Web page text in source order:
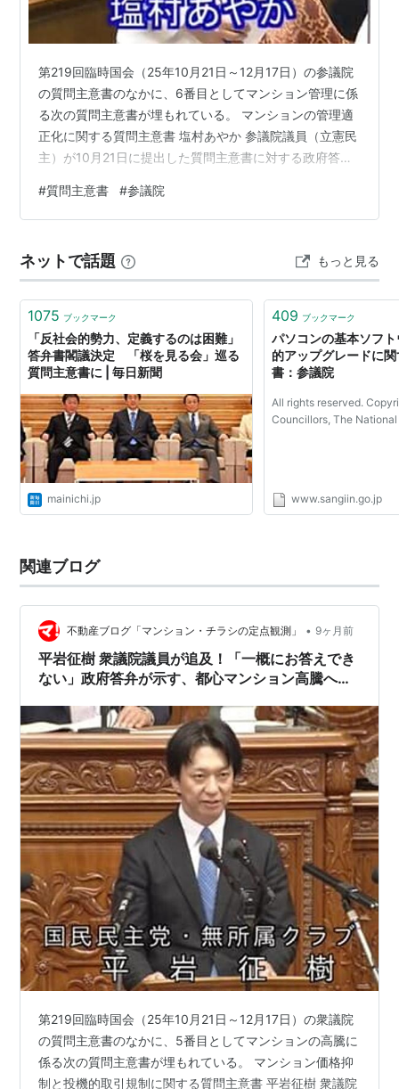
第219回臨時国会（25年10月21日～12月17日）の参議院
の質問主意書のなかに、6番目としてマンション管理に係
る次の質問主意書が埋もれている。 マンションの管理適
正化に関する質問主意書 塩村あやか 参議院議員（立憲民
主）が10月21日に提出した質問主意書に対する政府答弁
に、一問一答形式に再構成。 ※時間のない方は、「質疑
応答のポイント」と文末の「雑感」をお読みいただけれ
憲民主） 問1（老朽化マンションの実態と対策） 問1-1：
建替え等が困難となるマンション、実態調査等？ 答1-1：
「マン…
#質問主意書 #参議院
ネットで話題 もっと見る
1075 ブックマーク
「反社会的勢力、定義するのは困難」
答弁書閣議決定 「桜を見る会」巡る
質問主意書に | 毎日新聞
mainichi.jp
409 ブックマーク
パソコンの基本ソフ
的アップグレードに
書：参議院
All rights reserved.
Councillors, The
www.sangiin.go.jp
関連ブログ
不動産ブログ「マンション・チラシの定点観測」 • 9ヶ月前
平岩征樹 衆議院議員が追及！「一概にお答えでき
ない」政府答弁が示す、都心マンション高騰へ
第219回臨時国会（25年10月21日～12月17日）の衆議院
の質問主意書のなかに、5番目としてマンションの高騰に
係る次の質問主意書が埋もれている。 マンション価格抑
制と投機的取引規制に関する質問主意書 平岩征樹 衆議院